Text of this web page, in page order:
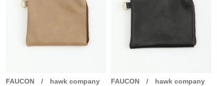
FAUCON / hawk company
FAUCON / hawk company